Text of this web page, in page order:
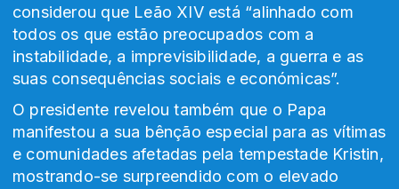
considerou que Leão XIV está “alinhado com
todos os que estão preocupados com a
instabilidade, a imprevisibilidade, a guerra e as
suas consequências sociais e económicas”.
O presidente revelou também que o Papa
manifestou a sua bênção especial para as vítimas
e comunidades afetadas pela tempestade Kristin,
mostrando-se surpreendido com o elevado